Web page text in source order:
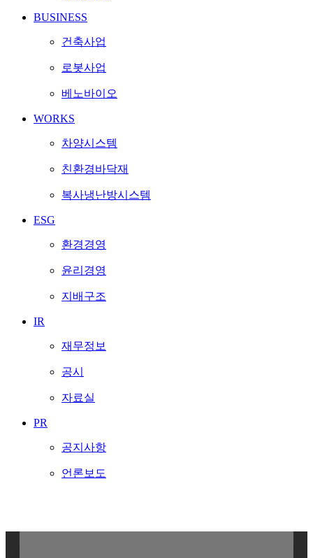
BUSINESS
건축사업
로봇사업
베노바이오
WORKS
차양시스템
친환경바닥재
복사냉난방시스템
ESG
환경경영
윤리경영
지배구조
IR
재무정보
공시
자료실
PR
공지사항
언론보도